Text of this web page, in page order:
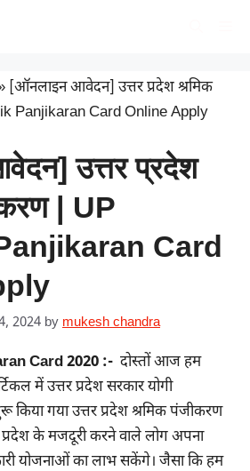
[ऑनलाइन आवेदन] उत्तर प्रदेश श्रमिक
Panjikaran Card Online Apply
उत्तर प्रदेश
| UP
Card
2024 by mukesh chandra
Card 2020 :- दोस्तों आज हम
में उत्तर प्रदेश सरकार योगी
किया गया उत्तर प्रदेश श्रमिक पंजीकरण
के मजदूरी करने वाले लोग अपना
योजनाओं का लाभ सकेंगे। जैसा कि हम